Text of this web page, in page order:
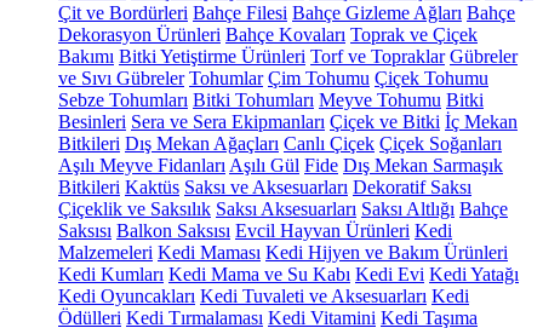
Çit ve Bordürleri Bahçe Filesi Bahçe Gizleme Ağları Bahçe
Dekorasyon Ürünleri Bahçe Kovaları Toprak ve Çiçek
Bakımı Bitki Yetiştirme Ürünleri Torf ve Topraklar Gübreler
ve Sıvı Gübreler Tohumlar Çim Tohumu Çiçek Tohumu
Sebze Tohumları Bitki Tohumları Meyve Tohumu Bitki
Besinleri Sera ve Sera Ekipmanları Çiçek ve Bitki İç Mekan
Bitkileri Dış Mekan Ağaçları Canlı Çiçek Çiçek Soğanları
Aşılı Meyve Fidanları Aşılı Gül Fide Dış Mekan Sarmaşık
Bitkileri Kaktüs Saksı ve Aksesuarları Dekoratif Saksı
Çiçeklik ve Saksılık Saksı Aksesuarları Saksı Altlığı Bahçe
Saksısı Balkon Saksısı Evcil Hayvan Ürünleri Kedi
Malzemeleri Kedi Maması Kedi Hijyen ve Bakım Ürünleri
Kedi Kumları Kedi Mama ve Su Kabı Kedi Evi Kedi Yatağı
Kedi Oyuncakları Kedi Tuvaleti ve Aksesuarları Kedi
Ödülleri Kedi Tırmalaması Kedi Vitamini Kedi Taşıma